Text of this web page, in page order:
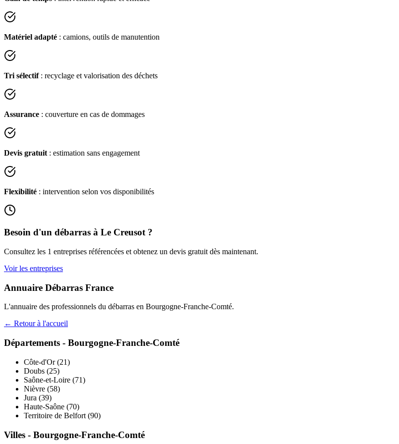
Matériel adapté : camions, outils de manutention
Tri sélectif: recyclage et valorisation des déchets
Assurance : couverture en cas de dommages
Devis gratuit : estimation sans engagement
Flexibilité : intervention selon vos disponibilités
Besoin d'un débarras à Le Creusot?
Consultez les 1 entreprises référencées et obtenez un devis gratuit dès maintenant.
Voir les entreprises
Annuaire Débarras France
L'annuaire des professionnels du débarras en Bourgogne-Franche-Comté.
← Retour à l'accueil
Départements - Bourgogne-Franche-Comté
Côte-d'Or(21)
Doubs (25)
Saône-et-Loire (71)
Nièvre (58)
Jura (39)
Haute-Saône (70)
Territoire de Belfort (90)
Villes - Bourgogne-Franche-Comté